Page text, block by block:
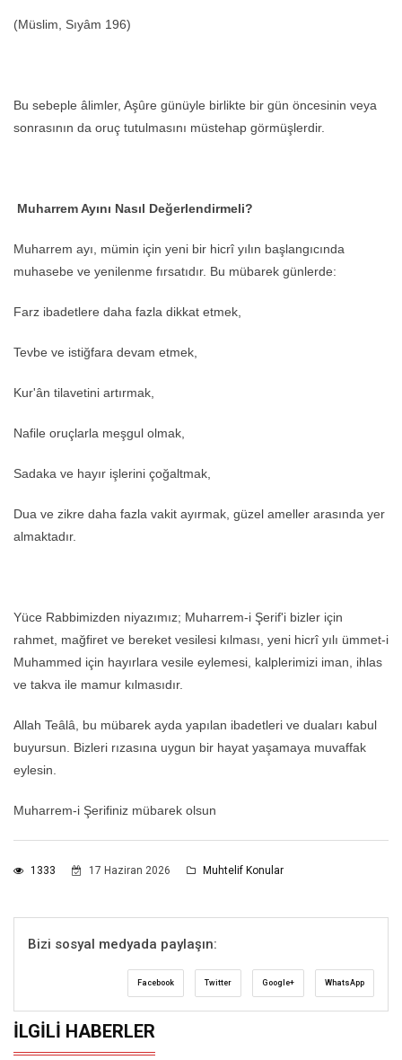
(Müslim, Sıyâm 196)
Bu sebeple âlimler, Aşûre günüyle birlikte bir gün öncesinin veya
sonrasının da oruç tutulmasını müstehap görmüşlerdir.
Muharrem Ayını Nasıl Değerlendirmeli?
Muharrem ayı, mümin için yeni bir hicrî yılın başlangıcında
muhasebe ve yenilenme fırsatıdır. Bu mübarek günlerde:
Farz ibadetlere daha fazla dikkat etmek,
Tevbe ve istiğfara devam etmek,
Kur'ân tilavetini artırmak,
Nafile oruçlarla meşgul olmak,
Sadaka ve hayır işlerini çoğaltmak,
Dua ve zikre daha fazla vakit ayırmak, güzel ameller arasında yer
almaktadır.
Yüce Rabbimizden niyazımız; Muharrem-i Şerif'i bizler için
rahmet, mağfiret ve bereket vesilesi kılması, yeni hicrî yılı ümmet-i
Muhammed için hayırlara vesile eylemesi, kalplerimizi iman, ihlas
ve takva ile mamur kılmasıdır.
Allah Teâlâ, bu mübarek ayda yapılan ibadetleri ve duaları kabul
buyursun. Bizleri rızasına uygun bir hayat yaşamaya muvaffak
eylesin.
Muharrem-i Şerifiniz mübarek olsun
1333 17 Haziran 2026 Muhtelif Konular
Bizi sosyal medyada paylaşın:
Facebook Twitter Google+ WhatsApp
İLGILI HABERLER